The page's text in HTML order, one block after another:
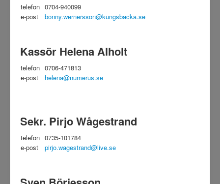
telefon 0704-940099
e-post
bonny.wernersson@kungsbacka.se
Kassör Helena Alholt
telefon 0706-471813
e-post
helena@numerus.se
Sekr. Pirjo Wågestrand
telefon 0735-101784
e-post
pirjo.wagestrand@live.se